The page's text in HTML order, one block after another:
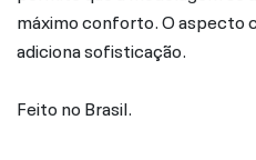
máximo conforto. O aspecto
adiciona sofisticação.
Feito no Brasil.